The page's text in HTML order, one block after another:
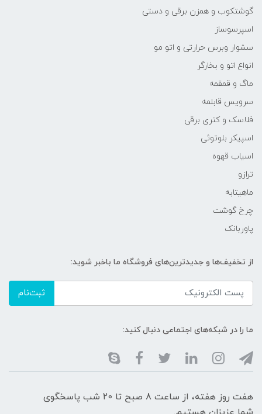
گوشتکوب و همزن برقی و دستی
اسپرسوساز
سشوار وبرس حرارتی و اتو مو
انواع اتو و بخارگر
ماگ و قمقمه
سرویس قابلمه
فلاسک و کتری برقی
اسپیکر بلوتوثی
اسیاب قهوه
ترازو
ماهیتابه
چرخ گوشت
پاوربانک
از تخفیف‌ها و جدیدترین‌های فروشگاه ما باخبر شوید:
ثبت‌نام
ما را در شبکه‌های اجتماعی دنبال کنید:
هفت روز هفته، از ساعت 8 صبح تا 20 شب پاسخگوی